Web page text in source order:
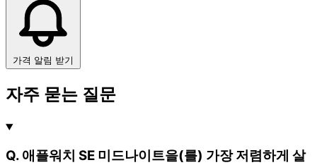
가격 알림 받기
자주 묻는 질문
Q. 애플워치 SE 미드나이트을(를) 가장 저렴하게 살